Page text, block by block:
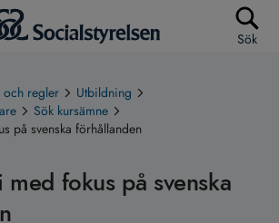
Sök
och regler
Utbildning
Sök kursämne
på svenska förhållanden
fokus på svenska